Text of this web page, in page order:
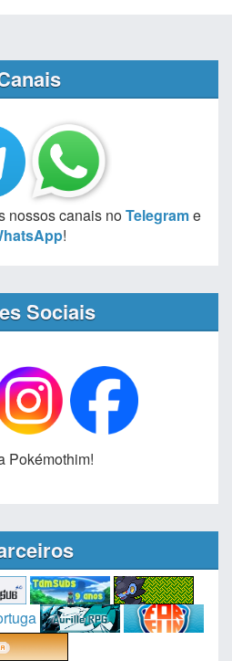
nossos canais noTelegrame
!
Sociais
Pokémothim!